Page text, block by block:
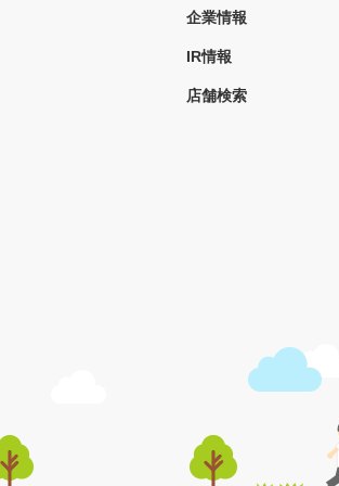
企業情報
IR情報
店舗検索